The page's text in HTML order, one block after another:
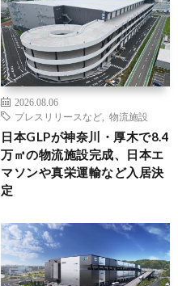
2026.08.06
プレスリリースなど
物流施設
日本GLPが神奈川・厚木で8.4
万㎡の物流施設完成、日本エ
マソンや真栄運輸など入居決
定